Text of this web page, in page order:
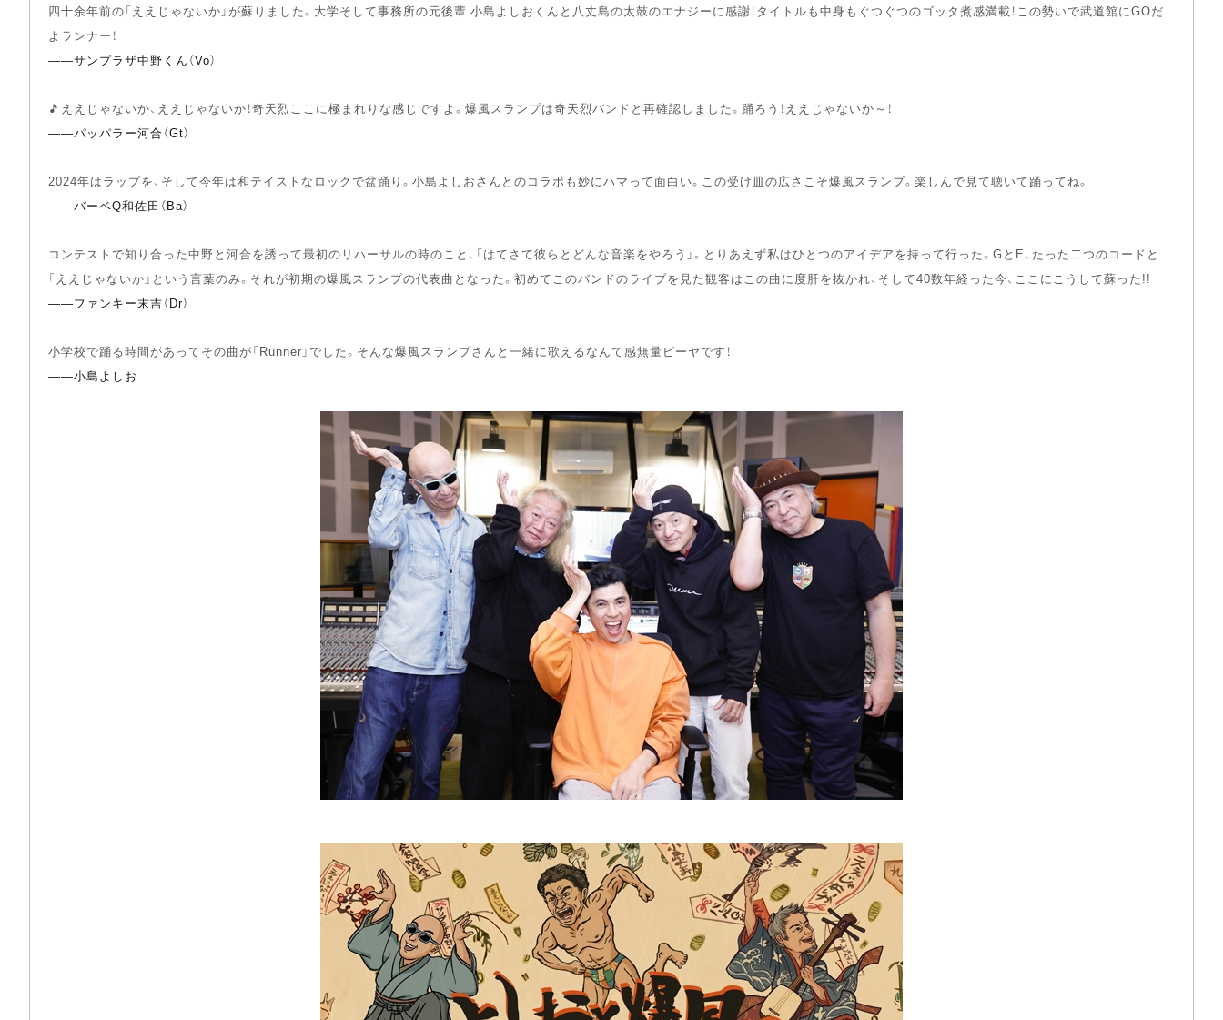
四十余年前の「ええじゃないか」が蘇りました。大学そして事務所の元後輩 小島よしおくんと八丈島の太鼓のエナジーに感謝！タイトルも中身もぐつぐつのゴッタ煮感満載！この勢いで武道館にGOだ
よランナー！
――サンプラザ中野くん（Vo）
🎵ええじゃないか、ええじゃないか！奇天烈ここに極まれりな感じですよ。爆風スランプは奇天烈バンドと再確認しました。踊ろう！ええじゃないか～！
――パッパラー河合（Gt）
2024年はラップを、そして今年は和テイストなロックで盆踊り。小島よしおさんとのコラボも妙にハマって面白い。この受け皿の広さこそ爆風スランプ。楽しんで見て聴いて踊ってね。
――バーベQ和佐田（Ba）
コンテストで知り合った中野と河合を誘って最初のリハーサルの時のこと、「はてさて彼らとどんな音楽をやろう」。とりあえず私はひとつのアイデアを持って行った。GとE、たった二つのコードと
「ええじゃないか」という言葉のみ。それが初期の爆風スランプの代表曲となった。初めてこのバンドのライブを見た観客はこの曲に度肝を抜かれ、そして40数年経った今、ここにこうして蘇った!!
――ファンキー末吉（Dr）
小学校で踊る時間があってその曲が「Runner」でした。そんな爆風スランプさんと一緒に歌えるなんて感無量ピーヤです！
――小島よしお